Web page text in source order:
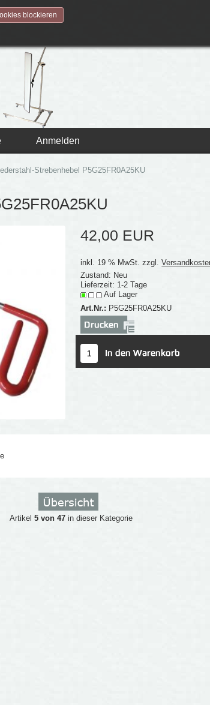
blockieren
Anmelden
Strebenhebel P5G25FR0A25KU
42,00 EUR
inkl. 19 % MwSt. zzgl.
Zustand: Neu
Lieferzeit: 1-2 Tage
Auf Lager
Art.Nr.: P5G25FR0A25KU
Artikel 5 von 47in dieser Kategorie